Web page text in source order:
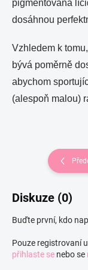
pigmentovaná
dosáhnou
Vzhledem k
bývá poměrně
abychom
(alespoň malou)
Diskuze (0)
Buďte první, kdo
Pouze registrovaní
přihlaste se nebo se